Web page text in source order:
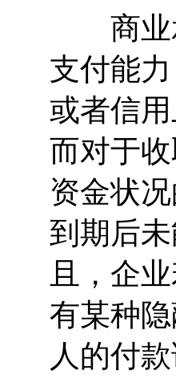
商业承
支付能
或者信
而对于
资金状
到期后
且，企
有某种
人的付